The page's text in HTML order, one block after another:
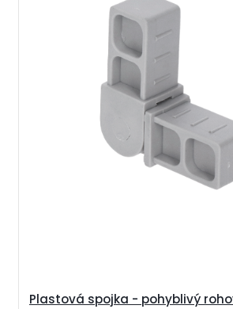
Plastová spojka - pohyblivý